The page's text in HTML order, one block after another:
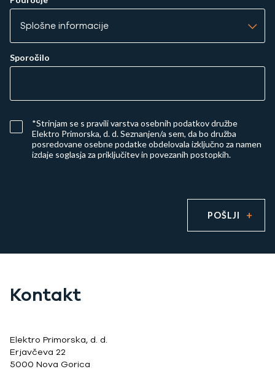
Kontakt
Elektro Primorska, d. d.
Erjavčeva 22
5000 Nova Gorica
Sporočilo
*Strinjam se s pravili varstva osebnih podatkov družbe
Elektro Primorska, d. d.Seznanjen/a sem, da bo družba
posredovane osebne podatke obdelovala izključno za namen
izdaje soglasja za priključitev in povezanih postopkih.
POŠLJI